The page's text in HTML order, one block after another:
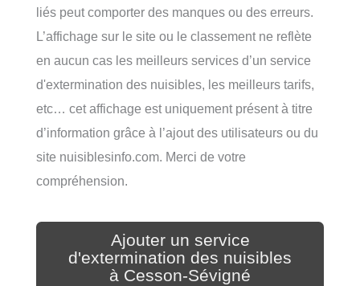
liés peut comporter des manques ou des erreurs.
L’affichage sur le site ou le classement ne reflète
en aucun cas les meilleurs services d’un service
d'extermination des nuisibles, les meilleurs tarifs,
etc… cet affichage est uniquement présent à titre
d’information grâce à l’ajout des utilisateurs ou du
site nuisiblesinfo.com. Merci de votre
compréhension.
Ajouter un service
d'extermination des nuisibles
à Cesson-Sévigné